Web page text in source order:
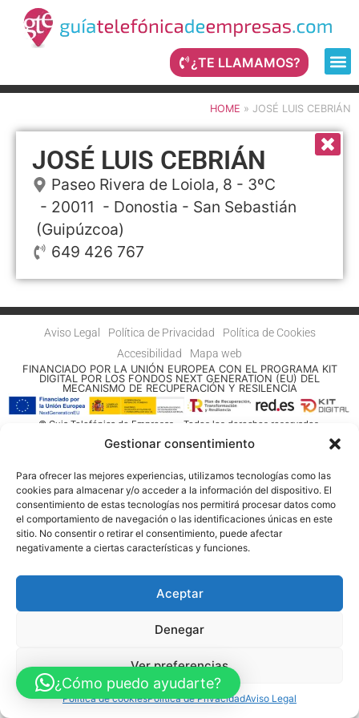
Gestionar consentimiento
Para ofrecer las mejores experiencias, utilizamos tecnologías como las
cookies para almacenar y/o acceder a la información del dispositivo. El
consentimiento de estas tecnologías nos permitirá procesar datos como
el comportamiento de navegación o las identificaciones únicas en este
sitio. No consentir o retirar el consentimiento, puede afectar
negativamente a ciertas características y funciones.
Aceptar
Denegar
Ver preferencias
Política de cookiesPolítica de PrivacidadAviso Legal
¿TE LLAMAMOS?
HOME » JOSÉ LUIS CEBRIÁN
JOSÉ LUIS CEBRIÁN
Paseo Rivera de Loiola, 8 - 3ºC
- 20011 - Donostia - San Sebastián
(Guipúzcoa)
649 426 767
Aviso Legal Política de Privacidad
Política de Cookies
Accesibilidad
Mapa web
FINANCIADO POR LA UNIÓN EUROPEA CON EL PROGRAMA KIT
DIGITAL POR LOS FONDOS NEXT GENERATION (EU) DEL
MECANISMO DE RECUPERACIÓN Y RESILENCIA
© Guia Telefónica de Empresas – Todos los derechos reservados.
¿Cómo puedo ayudarte?